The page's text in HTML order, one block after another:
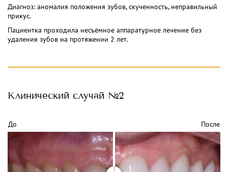
Диагноз: аномалия положения зубов, скученность, неправильный
прикус.
Пациентка проходила несъёмное аппаратурное лечение без
удаления зубов на протяжении 2 лет.
Клинический случай №2
До После